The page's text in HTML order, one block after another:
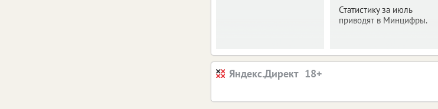
Статистику за июль
приводят в Минцифры.
Яндекс.Директ